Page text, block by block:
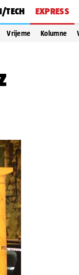
TECH EXPRESS
Vrijeme Kolumne